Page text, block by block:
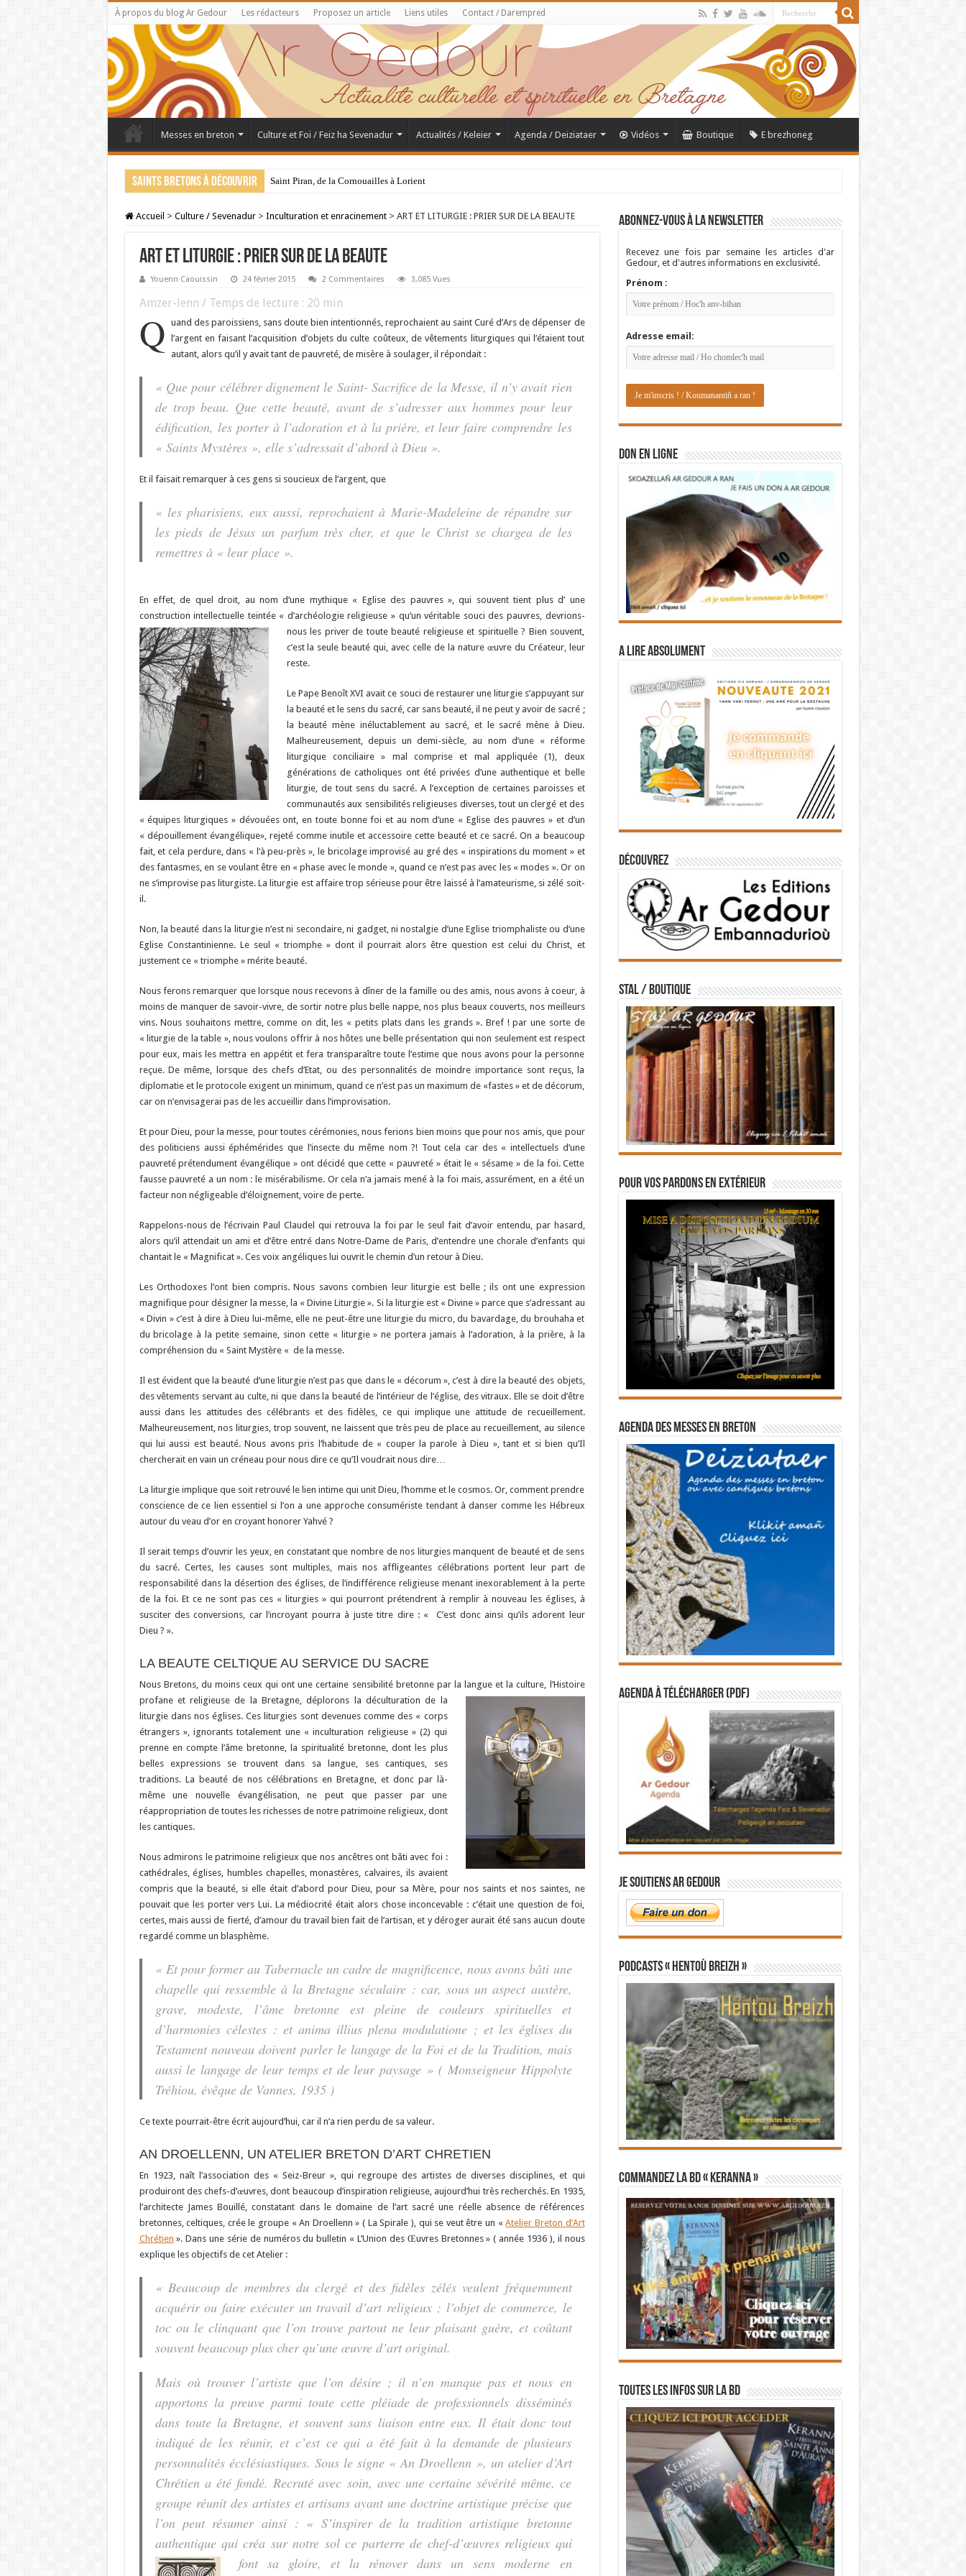
À propos du blog Ar Gedour Les rédacteurs Proposez un article Liens utiles Contact / Darempred
Messes en breton Culture et Foi / Feiz ha Sevenadur Actualités / Keleier Agenda / Deiziataer Vidéos Boutique E brezhoneg
Saints bretons à découvrir Saint Piran, de la Cornouailles à Lorient
Accueil > Culture / Sevenadur > Inculturation et enracinement > ART ET LITURGIE : PRIER SUR DE LA BEAUTE
ART ET LITURGIE : PRIER SUR DE LA BEAUTE
Youenn Caouissin 24 février 2015 2 Commentaires 3,085 Vues
Amzer-lenn / Temps de lecture : 20 min
Q uand des paroissiens, sans doute bien intentionnés, reprochaient au saint Curé d’Ars de dépenser de
l’argent en faisant l’acquisition d’objets du culte coûteux, de vêtements liturgiques qui l’étaient tout
autant, alors qu’il y avait tant de pauvreté, de misère à soulager, il répondait :
« Que pour célébrer dignement le Saint- Sacrifice de la Messe, il n’y avait rien
de trop beau. Que cette beauté, avant de s’adresser aux hommes pour leur
édification, les porter à l’adoration et à la prière, et leur faire comprendre les
« Saints Mystères », elle s’adressait d’abord à Dieu ».
Et il faisait remarquer à ces gens si soucieux de l’argent, que
« les pharisiens, eux aussi, reprochaient à Marie-Madeleine de répandre sur
les pieds de Jésus un parfum très cher, et que le Christ se chargea de les
remettres à « leur place ».
En effet, de quel droit, au nom d’une mythique « Eglise des pauvres », qui souvent tient plus d’ une
construction intellectuelle teintée « d’archéologie religieuse » qu’un véritable souci des pauvres, devrions-
nous les priver de toute beauté religieuse et spirituelle ? Bien souvent,
c’est la seule beauté qui, avec celle de la nature œuvre du Créateur, leur
reste.
Le Pape Benoît XVI avait ce souci de restaurer une liturgie s’appuyant sur
la beauté et le sens du sacré, car sans beauté, il ne peut y avoir de sacré ;
la beauté mène inéluctablement au sacré, et le sacré mène à Dieu.
Malheureusement, depuis un demi-siècle, au nom d’une « réforme
liturgique conciliaire » mal comprise et mal appliquée (1), deux
générations de catholiques ont été privées d’une authentique et belle
liturgie, de tout sens du sacré. A l’exception de certaines paroisses et
communautés aux sensibilités religieuses diverses, tout un clergé et des
« équipes liturgiques » dévouées ont, en toute bonne foi et au nom d’une « Eglise des pauvres » et d’un
« dépouillement évangélique», rejeté comme inutile et accessoire cette beauté et ce sacré. On a beaucoup
fait, et cela perdure, dans « l’à peu-près », le bricolage improvisé au gré des « inspirations du moment » et
des fantasmes, en se voulant être en « phase avec le monde », quand ce n’est pas avec les « modes ». Or on
ne s’improvise pas liturgiste. La liturgie est affaire trop sérieuse pour être laissé à l’amateurisme, si zélé soit-
il.
Non, la beauté dans la liturgie n’est ni secondaire, ni gadget, ni nostalgie d’une Eglise triomphaliste ou d’une
Eglise Constantinienne. Le seul « triomphe » dont il pourrait alors être question est celui du Christ, et
justement ce « triomphe » mérite beauté.
Nous ferons remarquer que lorsque nous recevons à dîner de la famille ou des amis, nous avons à coeur, à
moins de manquer de savoir-vivre, de sortir notre plus belle nappe, nos plus beaux couverts, nos meilleurs
vins. Nous souhaitons mettre, comme on dit, les « petits plats dans les grands ». Bref ! par une sorte de
« liturgie de la table », nous voulons offrir à nos hôtes une belle présentation qui non seulement est respect
pour eux, mais les mettra en appétit et fera transparaître toute l’estime que nous avons pour la personne
reçue. De même, lorsque des chefs d’Etat, ou des personnalités de moindre importance sont reçus, la
diplomatie et le protocole exigent un minimum, quand ce n’est pas un maximum de «fastes » et de décorum,
car on n’envisagerai pas de les accueillir dans l’improvisation.
Et pour Dieu, pour la messe, pour toutes cérémonies, nous ferions bien moins que pour nos amis, que pour
des politiciens aussi éphémérides que l’insecte du même nom ?! Tout cela car des « intellectuels d’une
pauvreté prétendument évangélique » ont décidé que cette « pauvreté » était le « sésame » de la foi. Cette
fausse pauvreté a un nom : le misérabilisme. Or cela n’a jamais mené à la foi mais, assurément, en a été un
facteur non négligeable d’éloignement, voire de perte.
Rappelons-nous de l’écrivain Paul Claudel qui retrouva la foi par le seul fait d’avoir entendu, par hasard,
alors qu’il attendait un ami et d’être entré dans Notre-Dame de Paris, d’entendre une chorale d’enfants qui
chantait le « Magnificat ». Ces voix angéliques lui ouvrit le chemin d’un retour à Dieu.
Les Orthodoxes l’ont bien compris. Nous savons combien leur liturgie est belle ; ils ont une expression
magnifique pour désigner la messe, la « Divine Liturgie ». Si la liturgie est « Divine » parce que s’adressant au
« Divin » c’est à dire à Dieu lui-même, elle ne peut-être une liturgie du micro, du bavardage, du brouhaha et
du bricolage à la petite semaine, sinon cette « liturgie » ne portera jamais à l’adoration, à la prière, à la
compréhension du « Saint Mystère « de la messe.
Il est évident que la beauté d’une liturgie n’est pas que dans le « décorum », c’est à dire la beauté des objets,
des vêtements servant au culte, ni que dans la beauté de l’intérieur de l’église, des vitraux. Elle se doit d’être
aussi dans les attitudes des célébrants et des fidèles, ce qui implique une attitude de recueillement.
Malheureusement, nos liturgies, trop souvent, ne laissent que très peu de place au recueillement, au silence
qui lui aussi est beauté. Nous avons pris l’habitude de « couper la parole à Dieu », tant et si bien qu’Il
chercherait en vain un créneau pour nous dire ce qu’Il voudrait nous dire…
La liturgie implique que soit retrouvé le lien intime qui unit Dieu, l’homme et le cosmos. Or, comment prendre
conscience de ce lien essentiel si l’on a une approche consumériste tendant à danser comme les Hébreux
autour du veau d’or en croyant honorer Yahvé ?
Il serait temps d’ouvrir les yeux, en constatant que nombre de nos liturgies manquent de beauté et de sens
du sacré. Certes, les causes sont multiples, mais nos affligeantes célébrations portent leur part de
responsabilité dans la désertion des églises, de l’indifférence religieuse menant inexorablement à la perte
de la foi. Et ce ne sont pas ces « liturgies » qui pourront prétendrent à remplir à nouveau les églises, à
susciter des conversions, car l’incroyant pourra à juste titre dire : « C’est donc ainsi qu’ils adorent leur
Dieu ? ».
LA BEAUTE CELTIQUE AU SERVICE DU SACRE
Nous Bretons, du moins ceux qui ont une certaine sensibilité bretonne par la langue et la culture, l’Histoire
profane et religieuse de la Bretagne, déplorons la déculturation de la
liturgie dans nos églises. Ces liturgies sont devenues comme des « corps
étrangers », ignorants totalement une « inculturation religieuse » (2) qui
prenne en compte l’âme bretonne, la spiritualité bretonne, dont les plus
belles expressions se trouvent dans sa langue, ses cantiques, ses
traditions. La beauté de nos célébrations en Bretagne, et donc par là-
même une nouvelle évangélisation, ne peut que passer par une
réappropriation de toutes les richesses de notre patrimoine religieux, dont
les cantiques.
Nous admirons le patrimoine religieux que nos ancêtres ont bâti avec foi :
cathédrales, églises, humbles chapelles, monastères, calvaires, ils avaient
compris que la beauté, si elle était d’abord pour Dieu, pour sa Mère, pour nos saints et nos saintes, ne
pouvait que les porter vers Lui. La médiocrité était alors chose inconcevable : c’était une question de foi,
certes, mais aussi de fierté, d’amour du travail bien fait de l’artisan, et y déroger aurait été sans aucun doute
regardé comme un blasphème.
« Et pour former au Tabernacle un cadre de magnificence, nous avons bâti une
chapelle qui ressemble à la Bretagne séculaire : car, sous un aspect austère,
grave, modeste, l’âme bretonne est pleine de couleurs spirituelles et
d’harmonies célestes : et anima illius plena modulatione ; et les églises du
Testament nouveau doivent parler le langage de la Foi et de la Tradition, mais
aussi le langage de leur temps et de leur paysage » ( Monseigneur Hippolyte
Tréhiou, évêque de Vannes, 1935 )
Ce texte pourrait-être écrit aujourd’hui, car il n’a rien perdu de sa valeur.
AN DROELLENN, UN ATELIER BRETON D’ART CHRETIEN
En 1923, naît l’association des « Seiz-Breur », qui regroupe des artistes de diverses disciplines, et qui
produiront des chefs-d’œuvres, dont beaucoup d’inspiration religieuse, aujourd’hui très recherchés. En 1935,
l’architecte James Bouillé, constatant dans le domaine de l’art sacré une réelle absence de références
bretonnes, celtiques, crée le groupe « An Droellenn » ( La Spirale ), qui se veut être un «Atelier Breton d’Art
Chrétien ». Dans une série de numéros du bulletin « L’Union des Œuvres Bretonnes » ( année 1936 ), il nous
explique les objectifs de cet Atelier :
« Beaucoup de membres du clergé et des fidèles zélés veulent fréquemment
acquérir ou faire exécuter un travail d’art religieux ; l’objet de commerce, le
toc ou le clinquant que l’on trouve partout ne leur plaisant guère, et coûtant
souvent beaucoup plus cher qu’une œuvre d’art original.
Mais où trouver l’artiste que l’on désire ; il n’en manque pas et nous en
apportons la preuve parmi toute cette pléiade de professionnels disséminés
dans toute la Bretagne, et souvent sans liaison entre eux. Il était donc tout
indiqué de les réunir, et c’est ce qui a été fait à la demande de plusieurs
personnalités écclésiastiques. Sous le signe « An Droellenn », un atelier d’Art
Chrétien a été fondé. Recruté avec soin, avec une certaine sévérité même, ce
groupe réunit des artistes et artisans ayant une doctrine artistique précise que
l’on peut résumer ainsi : « S’inspirer de la tradition artistique bretonne
authentique qui créa sur notre sol ce parterre de chef-d’œuvres religieux qui
font sa gloire, et la rénover dans un sens moderne en
Abonnez-vous à la newsletter
Recevez une fois par semaine les articles d'ar
Gedour, et d'autres informations en exclusivité.
Prénom :
Adresse email:
DON EN LIGNE
A lire absolument
Découvrez
STAL / BOUTIQUE
Pour vos pardons en extérieur
Agenda des messes en breton
Agenda à télécharger (PDF)
Je soutiens Ar Gedour
PODCASTS « Hentoù Breizh »
Commandez la BD « Keranna »
Toutes les infos sur la BD